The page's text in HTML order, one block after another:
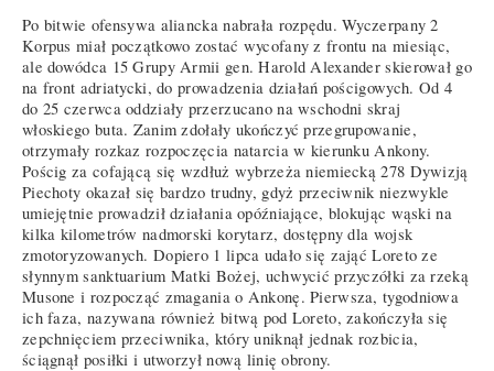
Po bitwie ofensywa aliancka nabrała rozpędu. Wyczerpany 2
Korpus miał początkowo zostać wycofany z frontu na miesiąc,
ale dowódca 15 Grupy Armii gen. Harold Alexander skierował go
na front adriatycki, do prowadzenia działań pościgowych. Od 4
do 25 czerwca oddziały przerzucano na wschodni skraj
włoskiego buta. Zanim zdołały ukończyć przegrupowanie,
otrzymały rozkaz rozpoczęcia natarcia w kierunku Ankony.
Pościg za cofającą się wzdłuż wybrzeża niemiecką 278 Dywizją
Piechoty okazał się bardzo trudny, gdyż przeciwnik niezwykle
umiejętnie prowadził działania opóźniające, blokując wąski na
kilka kilometrów nadmorski korytarz, dostępny dla wojsk
zmotoryzowanych. Dopiero 1 lipca udało się zająć Loreto ze
słynnym sanktuarium Matki Bożej, uchwycić przyczółki za rzeką
Musone i rozpocząć zmagania o Ankonę. Pierwsza, tygodniowa
ich faza, nazywana również bitwą pod Loreto, zakończyła się
zepchnięciem przeciwnika, który uniknął jednak rozbicia,
ściągnął posiłki i utworzył nową linię obrony.